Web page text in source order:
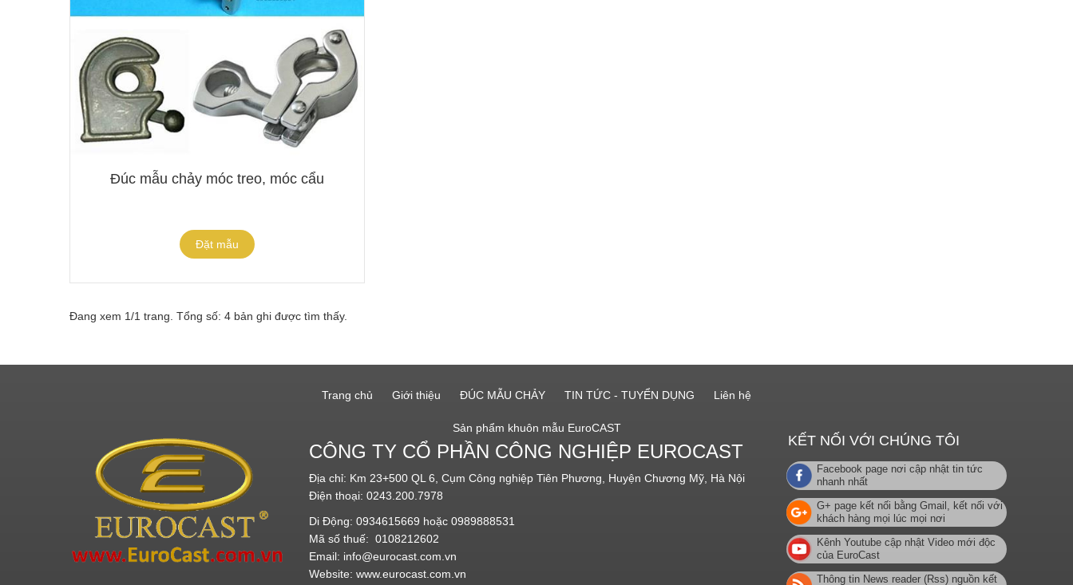
Đúc mẫu chảy móc treo, móc cẩu
Đặt mẫu
Đang xem 1/1 trang. Tổng số: 4 bản ghi được tìm thấy.
Trang chủ Giới thiệu ĐÚC MẪU CHẢY TIN TỨC - TUYỂN DỤNG Liên hệ
Sản phẩm khuôn mẫu EuroCAST
CÔNG TY CỔ PHẦN CÔNG NGHIỆP EUROCAST
Địa chỉ: Km 23+500 QL 6, Cụm Công nghiệp Tiên Phương, Huyện Chương Mỹ, Hà Nội
Điện thoại: 0243.200.7978
Di Động: 0934615669 hoặc 0989888531
Mã số thuế: 0108212602
Email: info@eurocast.com.vn
Website: www.eurocast.com.vn
KẾT NỐI VỚI CHÚNG TÔI
Facebook page nơi cập nhật tin tức
nhanh nhất
G+ page kết nối bằng Gmail, kết nối với
khách hàng mọi lúc mọi nơi
Kênh Youtube cập nhật Video mới độc
của EuroCast
Thông tin News reader (Rss) nguồn kết